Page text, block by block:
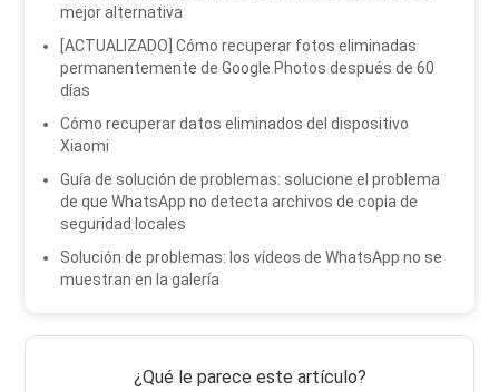
mejor alternativa
[ACTUALIZADO] Cómo recuperar fotos eliminadas
permanentemente de Google Photos después de 60
días
Cómo recuperar datos eliminados del dispositivo
Xiaomi
Guía de solución de problemas: solucione el problema
de que WhatsApp no ​​detecta archivos de copia de
seguridad locales
Solución de problemas: los vídeos de WhatsApp no ​​se
muestran en la galería
¿Qué le parece este artículo?